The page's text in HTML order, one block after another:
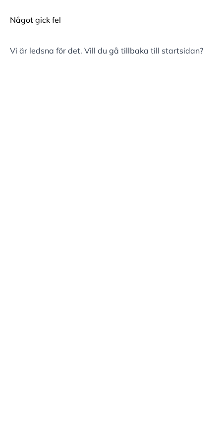
Något gick fel
Vi är ledsna för det. Vill du gå tillbaka till startsidan?